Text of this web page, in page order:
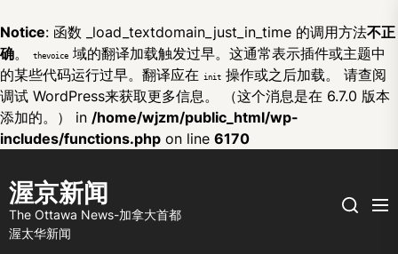
Notice: 函数 _load_textdomain_just_in_time 的调用方法不正
确。 thevoice 域的翻译加载触发过早。这通常表示插件或主题中
的某些代码运行过早。翻译应在
init 操作或之后加载。 请查阅
调试 WordPress来获取更多信息。 （这个消息是在 6.7.0 版本
添加的。） in /home/wjzm/public_html/wp-
includes/functions.php on line 6170
渥京新闻
The Ottawa News-加拿大首都
渥太华新闻
Search